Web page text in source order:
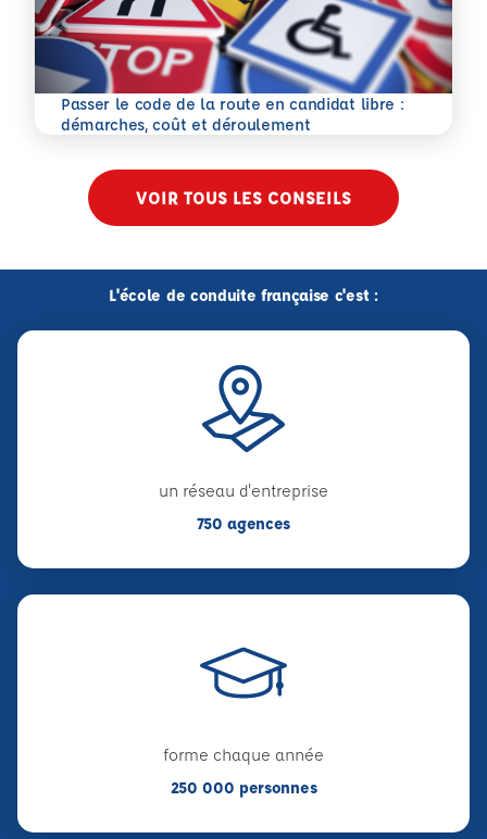
Passer le code de la route en candidat libre :
démarches, coût et déroulement
En savoir plus
VOIR TOUS LES CONSEILS
L'école de conduite française c'est :
un réseau d'entreprise
750 agences
forme chaque année
250 000 personnes